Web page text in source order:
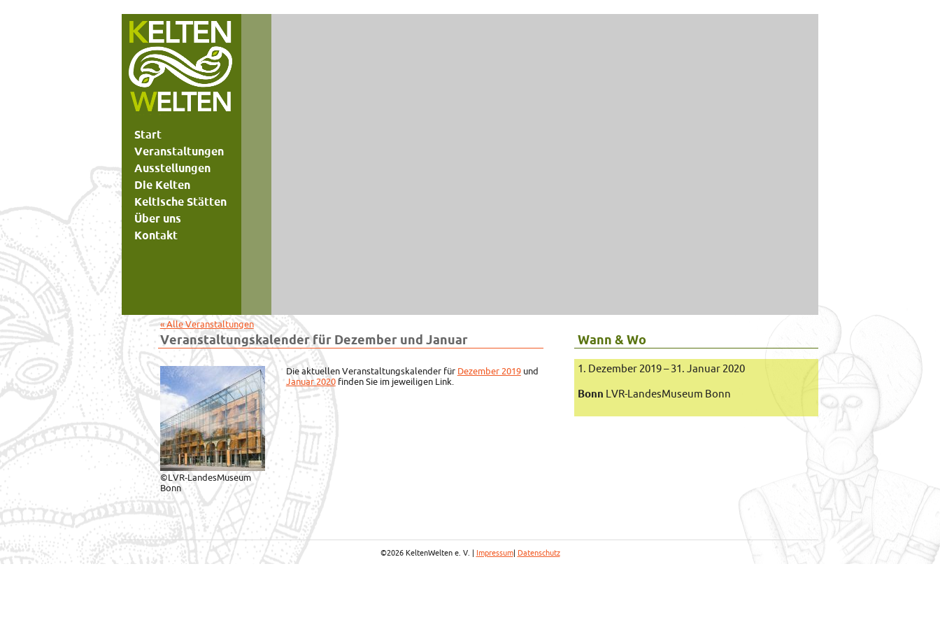
Start
Veranstaltungen
Ausstellungen
Die Kelten
Keltische Stätten
Über uns
Kontakt
« Alle Veranstaltungen
Veranstaltungskalender für Dezember und Januar
©LVR-LandesMuseum
Bonn
Die aktuellen Veranstaltungskalender für Dezember 2019und
Januar 2020finden Sie im jeweiligen Link.
Wann & Wo
1. Dezember 2019 – 31. Januar 2020
Bonn LVR-LandesMuseum Bonn
©2026 KeltenWelten e. V. | Impressum| Datenschutz